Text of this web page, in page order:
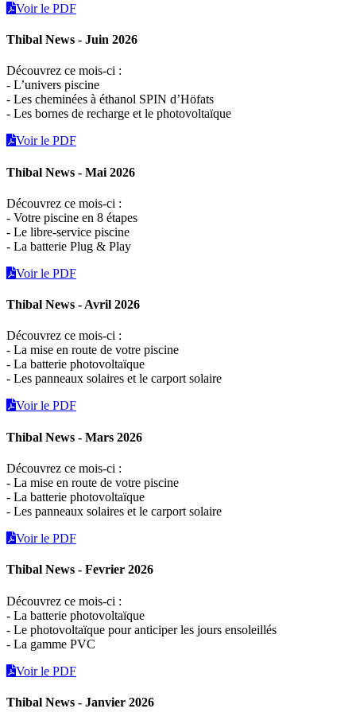
Voir le PDF
Thibal News - Juin 2026
Découvrez ce mois-ci :
- L’univers piscine
- Les cheminées à éthanol SPIN d’Höfats
- Les bornes de recharge et le photovoltaïque
Voir le PDF
Thibal News - Mai 2026
Découvrez ce mois-ci :
- Votre piscine en 8 étapes
- Le libre-service piscine
- La batterie Plug & Play
Voir le PDF
Thibal News - Avril 2026
Découvrez ce mois-ci :
- La mise en route de votre piscine
- La batterie photovoltaïque
- Les panneaux solaires et le carport solaire
Voir le PDF
Thibal News - Mars 2026
Découvrez ce mois-ci :
- La mise en route de votre piscine
- La batterie photovoltaïque
- Les panneaux solaires et le carport solaire
Voir le PDF
Thibal News - Fevrier 2026
Découvrez ce mois-ci :
- La batterie photovoltaïque
- Le photovoltaïque pour anticiper les jours ensoleillés
- La gamme PVC
Voir le PDF
Thibal News - Janvier 2026